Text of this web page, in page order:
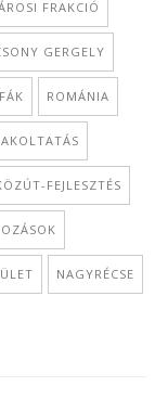
FRAKCIÓ
GERGELY
ROMÁNIA
FEJLESZTÉS
NAGYRÉCSE